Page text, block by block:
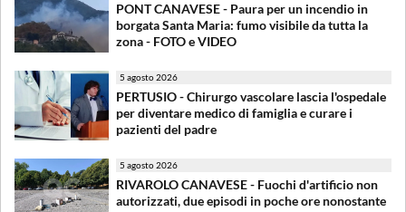
PONT CANAVESE - Paura per un incendio in
borgata Santa Maria: fumo visibile da tutta la
zona - FOTO e VIDEO
5 agosto 2026
PERTUSIO - Chirurgo vascolare lascia l'ospedale
per diventare medico di famiglia e curare i
pazienti del padre
5 agosto 2026
RIVAROLO CANAVESE - Fuochi d'artificio non
autorizzati, due episodi in poche ore nonostante